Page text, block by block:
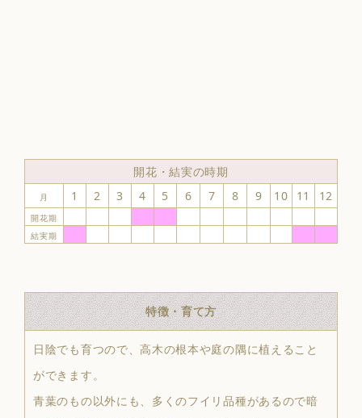
開花・結実の時期
月 1 2 3 4 5 6 7 8 9 10 11 12
開花期
結実期
特徴・育て方
日陰でも育つので、高木の根本や庭の隅に植えること
ができます。
青葉のもの以外にも、多くのフイリ品種があるので暗